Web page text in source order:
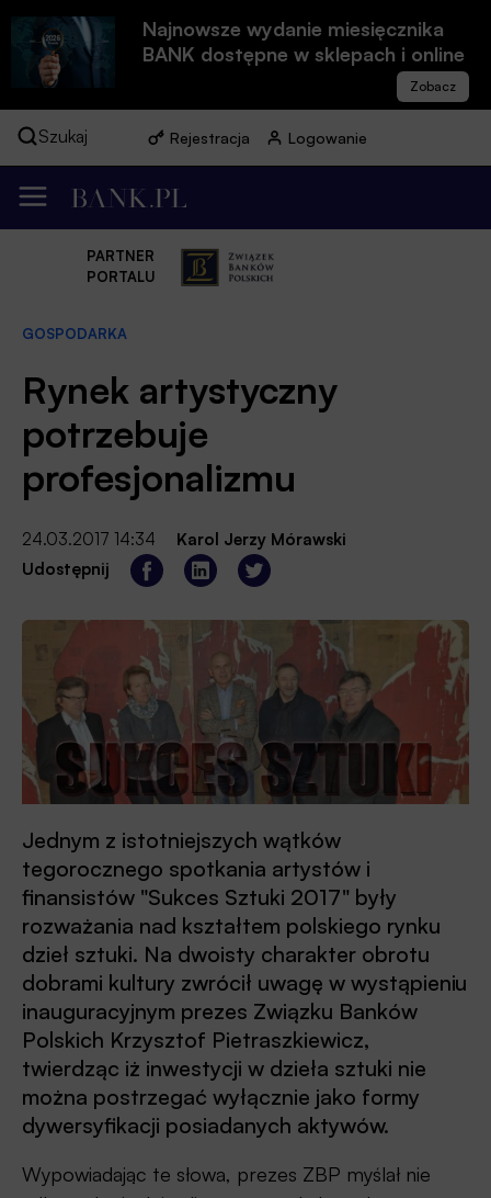
Najnowsze wydanie miesięcznika
BANK dostępne w sklepach i online
Szukaj Rejestracja Logowanie
PARTNER
PORTALU
GOSPODARKA
Rynek artystyczny
potrzebuje
profesjonalizmu
24.03.2017 14:34
Karol Jerzy Mórawski
Udostępnij
Jednym z istotniejszych wątków
tegorocznego spotkania artystów i
finansistów "Sukces Sztuki 2017" były
rozważania nad kształtem polskiego rynku
dzieł sztuki. Na dwoisty charakter obrotu
dobrami kultury zwrócił uwagę w wystąpieniu
inauguracyjnym prezes Związku Banków
Polskich Krzysztof Pietraszkiewicz,
twierdząc iż inwestycji w dzieła sztuki nie
można postrzegać wyłącznie jako formy
dywersyfikacji posiadanych aktywów.
Wypowiadając te słowa, prezes ZBP myślał nie